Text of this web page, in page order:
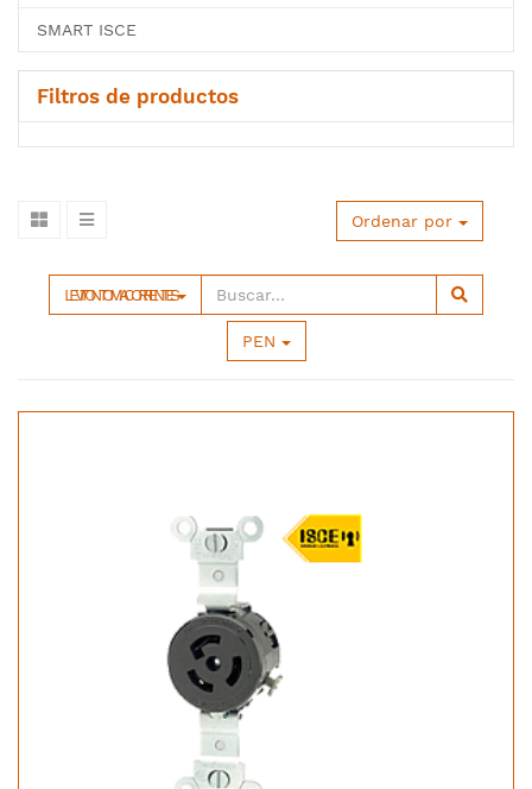
SMART ISCE
Filtros de productos
LEVITON TOMACORRIENTES
PEN
Ordenar por